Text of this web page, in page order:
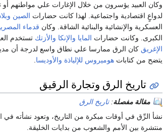
وكان العبيد يؤسرون من خلال الإغارات علي مواطنهم
لدواعٍ اقتصادية واجتماعية. لهذا كانت حضارات الصين
العسكرية والإنشائية والبنائية الشاقة. وكان قدماء
الكبرى. وكانت حضارات المايا والإنكا والأزتك تستخدم
الإغريق كان الرق ممارسا علي نطاق واسع لدرجة أن
يتضح من كتابات هوميروس للإلياذة والأوديسا
تاريخ الرق وتجارة الرقيق
مقالة مفصلة:تاريخ الرق
نشأ الرِّق في أوقات مبكرة من التاريخ، وتعود نشأته
منتشرة بين الأمم والشعوب من بدايات الخليقة.